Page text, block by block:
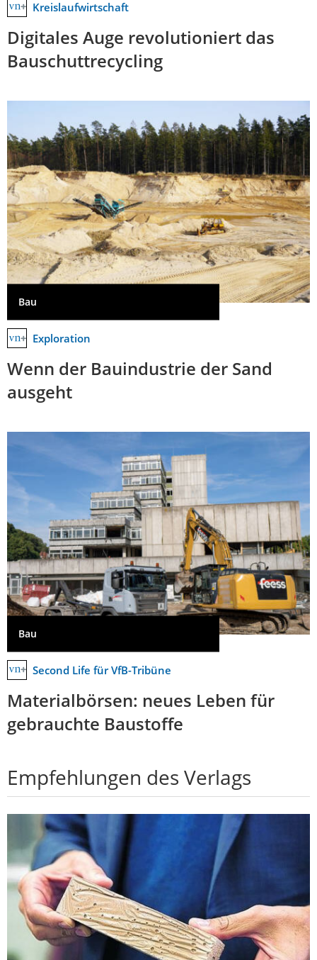
Kreislaufwirtschaft
Digitales Auge revolutioniert das
Bauschuttrecycling
Bau
Exploration
Wenn der Bauindustrie der Sand
ausgeht
Bau
Second Life für VfB-Tribüne
Materialbörsen: neues Leben für
gebrauchte Baustoffe
Empfehlungen des Verlags